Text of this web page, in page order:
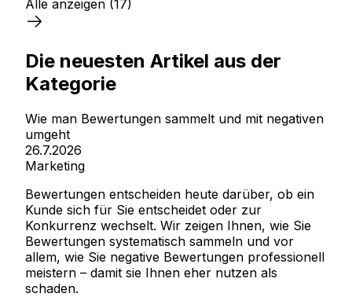
Alle anzeigen (17)
Die neuesten Artikel aus der
Kategorie
Wie man Bewertungen sammelt und mit negativen
umgeht
26.7.2026
Marketing
Bewertungen entscheiden heute darüber, ob ein
Kunde sich für Sie entscheidet oder zur
Konkurrenz wechselt. Wir zeigen Ihnen, wie Sie
Bewertungen systematisch sammeln und vor
allem, wie Sie negative Bewertungen professionell
meistern – damit sie Ihnen eher nutzen als
schaden.